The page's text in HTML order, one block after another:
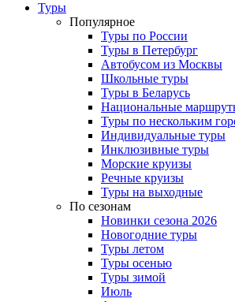
Туры
Популярное
Туры по России
Туры в Петербург
Автобусом из Москвы
Школьные туры
Туры в Беларусь
Национальные
Туры по нескольким
Индивидуальные туры
Инклюзивные туры
Морские круизы
Речные круизы
Туры на выходные
По сезонам
Новинки сезона 2026
Новогодние туры
Туры летом
Туры осенью
Туры зимой
Июль